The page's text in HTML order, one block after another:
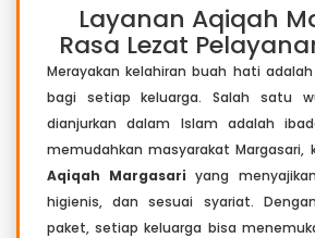
Layanan Aqiqah
Rasa Lezat
Merayakan kelahiran buah hati
bagi setiap keluarga. Salah satu
dianjurkan dalam Islam adalah
memudahkan masyarakat Margasari,
Aqiqah Margasari yang
higienis, dan sesuai syariat.
paket, setiap keluarga bisa